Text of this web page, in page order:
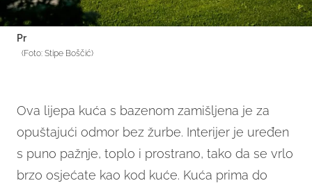
Pr
(Foto: Stipe Boščić)
Ova lijepa kuća s bazenom zamišljena je za
opuštajući odmor bez žurbe. Interijer je uređen
s puno pažnje, toplo i prostrano, tako da se vrlo
brzo osjećate kao kod kuće. Kuća prima do